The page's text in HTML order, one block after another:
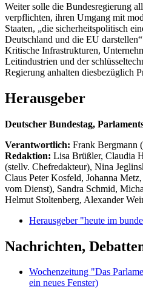
Weiter solle die Bundesregierung
verpflichten, ihren Umgang mit
Staaten, „die sicherheitspolitisch
Deutschland und die EU
Kritische Infrastrukturen,
Leitindustrien und der
Regierung anhalten diesbezüglich
Herausgeber
Deutscher Bundestag,
Verantwortlich: Frank Bergmann
Redaktion: Lisa Brüßler, Claudia
(stellv. Chefredakteur), Nina
Claus Peter Kosfeld, Johanna
vom Dienst), Sandra Schmid,
Helmut Stoltenberg, Alexander
Herausgeber "heute im
Nachrichten,
Wochenzeitung "Das
ein neues Fenster)